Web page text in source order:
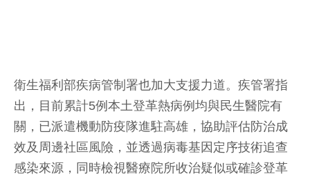
衛生福利部疾病管制署也加大支援力道。疾管署指
出，目前累計5例本土登革熱病例均與民生醫院有
關，已派遣機動防疫隊進駐高雄，協助評估防治成
效及周邊社區風險，並透過病毒基因定序技術追查
感染來源，同時檢視醫療院所收治疑似或確診登革